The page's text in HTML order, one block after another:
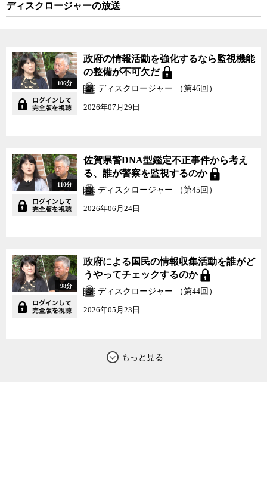
ディスクロージャーの放送
106分
政府の情報活動を強化するなら監視機能
の整備が不可欠だ
ディスクロージャー （第46回）
2026年07月29日
110分
佐賀県警DNA型鑑定不正事件から考え
る、誰が警察を監視するのか
ディスクロージャー （第45回）
2026年06月24日
98分
政府による国民の情報収集活動を誰がど
うやってチェックするのか
ディスクロージャー （第44回）
2026年05月23日